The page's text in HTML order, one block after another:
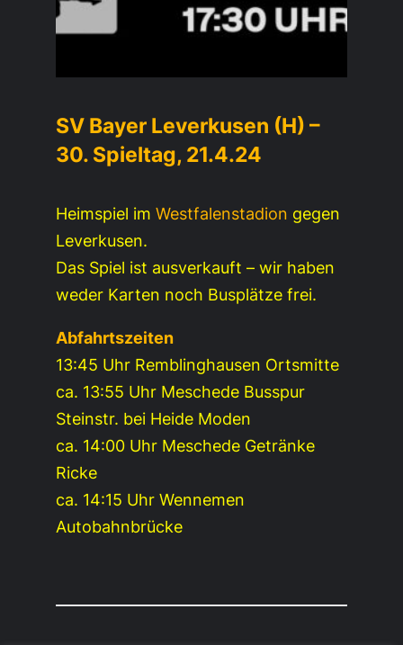
SV Bayer Leverkusen (H) –
30. Spieltag, 21.4.24
Heimspiel imWestfalenstadion gegen
Leverkusen.
Das Spiel ist ausverkauft – wir haben
weder Karten noch Busplätze frei.
Abfahrtszeiten
13:45 Uhr Remblinghausen Ortsmitte
ca. 13:55 Uhr Meschede Busspur
Steinstr. bei Heide Moden
ca. 14:00 Uhr Meschede Getränke
Ricke
ca. 14:15 Uhr Wennemen
Autobahnbrücke